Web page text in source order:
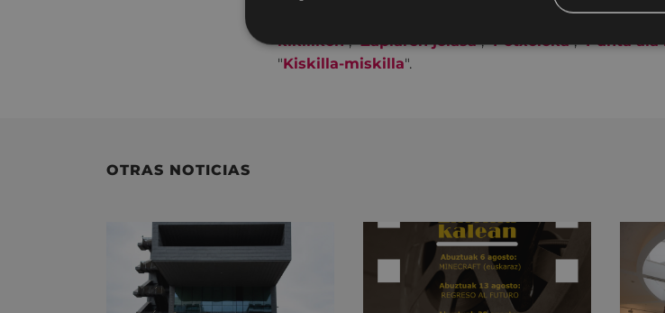
Los juegos que aprenderán los educadores del
kikilikon", "Zapiaren jolasa", "Potxoloka", "Punta ala
"Kiskilla-miskilla".
OTRAS NOTICIAS